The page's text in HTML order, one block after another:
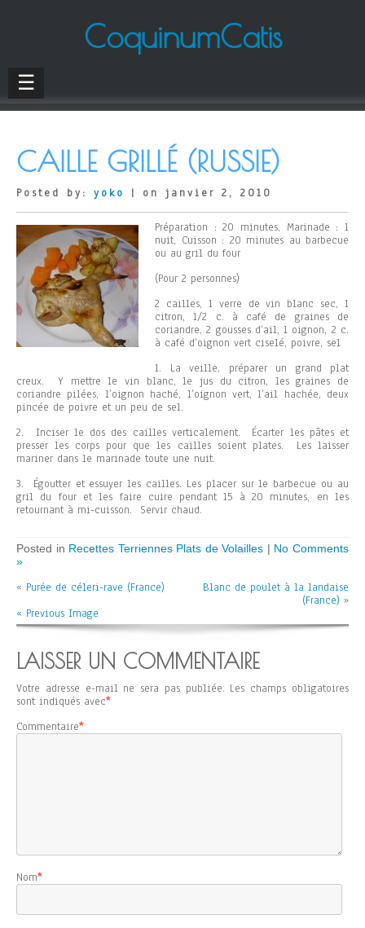
CoquinumCatis
☰
CAILLE GRILLÉ (RUSSIE)
Posted by: yoko | on janvier 2, 2010
Préparation : 20 minutes, Marinade : 1
nuit, Cuisson : 20 minutes au barbecue
ou au gril du four
(Pour 2 personnes)
2 cailles, 1 verre de vin blanc sec, 1
citron, 1/2 c. à café de graines de
coriandre, 2 gousses d’ail, 1 oignon, 2 c.
à café d’oignon vert ciselé, poivre, sel
1. La veille, préparer un grand plat
creux. Y mettre le vin blanc, le jus du citron, les graines de
coriandre pilées, l’oignon haché, l’oignon vert, l’ail hachée, deux
pincée de poivre et un peu de sel.
2. Inciser le dos des cailles verticalement. Écarter les pâtes et
presser les corps pour que les cailles soient plates. Les laisser
mariner dans le marinade toute une nuit.
3. Égoutter et essuyer les cailles. Les placer sur le barbecue ou au
gril du four et les faire cuire pendant 15 à 20 minutes, en les
retournant à mi-cuisson. Servir chaud.
Posted in Recettes Terriennes Plats de Volailles | No Comments
»
« Purée de céleri-rave (France)
Blanc de poulet à la landaise
(France) »
« Previous Image
LAISSER UN COMMENTAIRE
Votre adresse e-mail ne sera pas publiée. Les champs obligatoires
sont indiqués avec*
Commentaire*
Nom*